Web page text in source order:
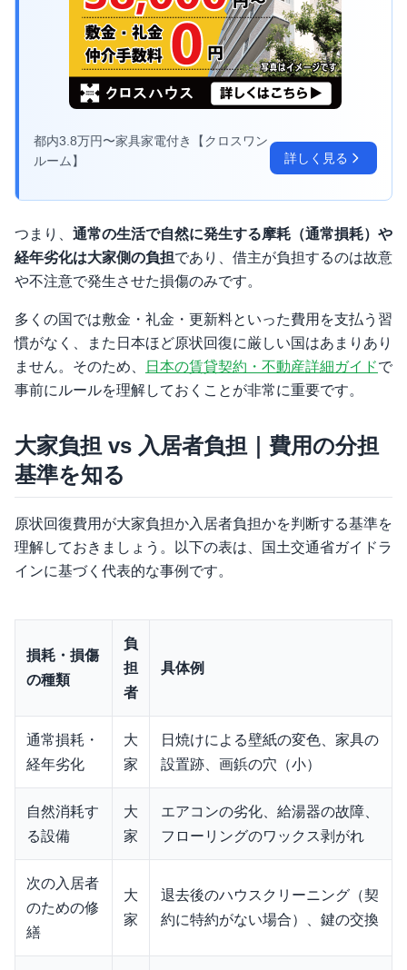
都内3.8万円〜家具家電付き【クロスワン
ルーム】
詳しく見る
つまり、 通常の生活で自然に発生する摩耗（通常損耗）や
経年劣化は大家側の負担であり、借主が負担するのは故意
や不注意で発生させた損傷のみです。
多くの国では敷金・礼金・更新料といった費用を支払う習
慣がなく、また日本ほど原状回復に厳しい国はあまりあり
ません。そのため、
日本の賃貸契約・不動産詳細ガイドで
事前にルールを理解しておくことが非常に重要です。
大家負担 vs 入居者負担｜費用の分担
基準を知る
原状回復費用が大家負担か入居者負担かを判断する基準を
理解しておきましょう。以下の表は、国土交通省ガイドラ
インに基づく代表的な事例です。
損耗・損傷
の種類
負
担
者
具体例
通常損耗・
経年劣化
大
家
日焼けによる壁紙の変色、家具の
設置跡、画鋲の穴（小）
自然消耗す
る設備
大
家
エアコンの劣化、給湯器の故障、
フローリングのワックス剥がれ
次の入居者
のための修
繕
大
家
退去後のハウスクリーニング（契
約に特約がない場合）、鍵の交換